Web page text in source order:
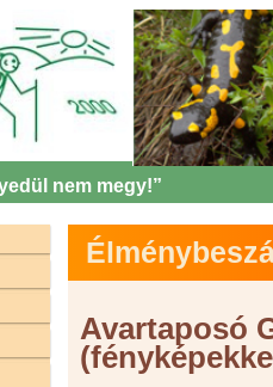
nem megy!”
Avartaposó